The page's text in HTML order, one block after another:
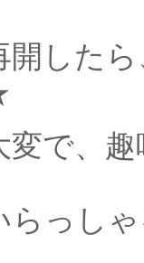
開した
変で、
らっし